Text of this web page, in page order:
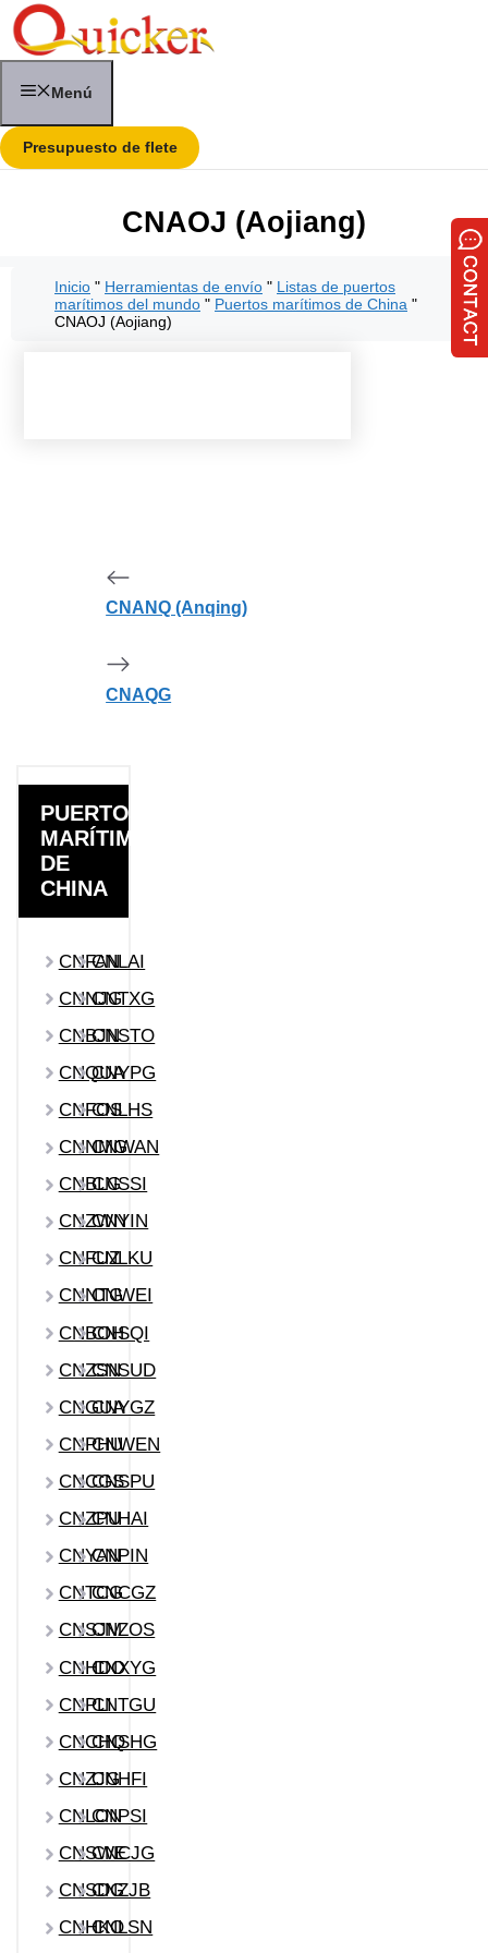
Saltar
contenido
Menú
Presupuesto de flete
CNAOJ (Aojiang)
Inicio " Herramientas de envío " Listas de puertos
marítimos del mundo " Puertos marítimos de China "
CNAOJ (Aojiang)
CNANQ (Anqing)
CNAQG
PUERTOS
MARÍTIMOS
DE
CHINA
CNFANCNLAI
CNNJGCNTXG
CNBJNCNSTO
CNQUACNYPG
CNFOSCNLHS
CNNMG
CNWAN
CNBLG
CNSSI
CNZWN
CNYIN
CNFUZCNLKU
CNNTG
CNWEI
CNBOH
CNSQI
CNZSNCNSUD
CNGUACNYGZ
CNPHUCNWEN
CNCGSCNSPU
CNZPUCNHAI
CNYANCNPIN
CNTCGCNCGZ
CNSJMCNZOS
CNHDOCNXYG
CNPLICNTGU
CNCHQCNSHG
CNZJGCNHFI
CNLON
CNPSI
CNSWE
CNCJG
CNSDG
CNZJB
CNHKO
CNLSN